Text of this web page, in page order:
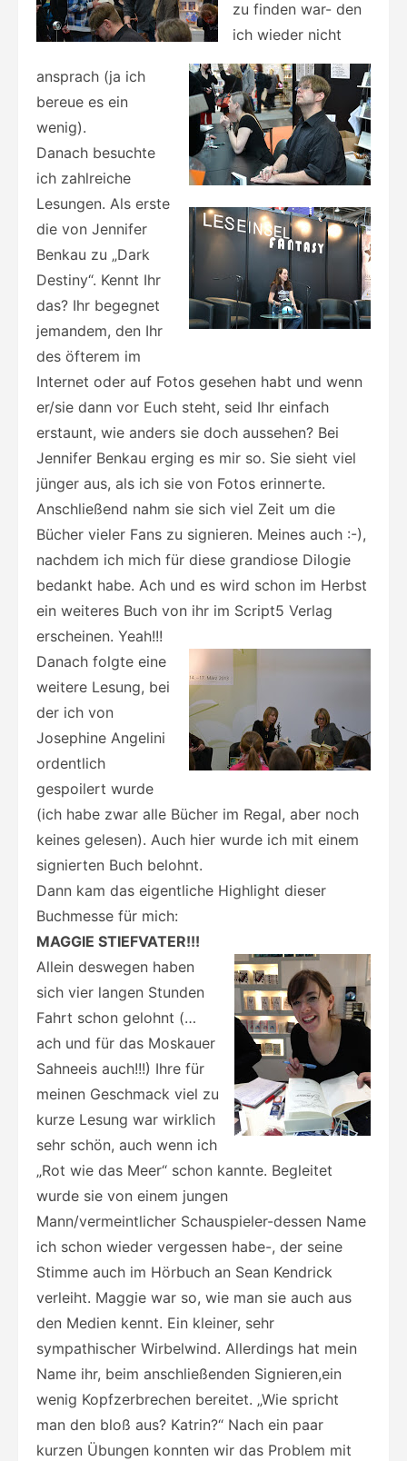
zu finden war- den
ich wieder nicht
ansprach (ja ich
bereue es ein
wenig).
Danach besuchte
ich zahlreiche
Lesungen. Als erste
die von Jennifer
Benkau zu „Dark
Destiny“. Kennt Ihr
das? Ihr begegnet
jemandem, den Ihr
des öfterem im
Internet oder auf Fotos gesehen habt und wenn
er/sie dann vor Euch steht, seid Ihr einfach
erstaunt, wie anders sie doch aussehen? Bei
Jennifer Benkau erging es mir so. Sie sieht viel
jünger aus, als ich sie von Fotos erinnerte.
Anschließend nahm sie sich viel Zeit um die
Bücher vieler Fans zu signieren. Meines auch :-),
nachdem ich mich für diese grandiose Dilogie
bedankt habe. Ach und es wird schon im Herbst
ein weiteres Buch von ihr im Script5 Verlag
erscheinen. Yeah!!!
Danach folgte eine
weitere Lesung, bei
der ich von
Josephine Angelini
ordentlich
gespoilert wurde
(ich habe zwar alle Bücher im Regal, aber noch
keines gelesen). Auch hier wurde ich mit einem
signierten Buch belohnt.
Dann kam das eigentliche Highlight dieser
Buchmesse für mich:
MAGGIE STIEFVATER!!!
Allein deswegen haben
sich vier langen Stunden
Fahrt schon gelohnt (…
ach und für das Moskauer
Sahneeis auch!!!) Ihre für
meinen Geschmack viel zu
kurze Lesung war wirklich
sehr schön, auch wenn ich
„Rot wie das Meer“ schon kannte. Begleitet
wurde sie von einem jungen
Mann/vermeintlicher Schauspieler-dessen Name
ich schon wieder vergessen habe-, der seine
Stimme auch im Hörbuch an Sean Kendrick
verleiht. Maggie war so, wie man sie auch aus
den Medien kennt. Ein kleiner, sehr
sympathischer Wirbelwind. Allerdings hat mein
Name ihr, beim anschließenden Signieren,ein
wenig Kopfzerbrechen bereitet. „Wie spricht
man den bloß aus? Katrin?“ Nach ein paar
kurzen Übungen konnten wir das Problem mit